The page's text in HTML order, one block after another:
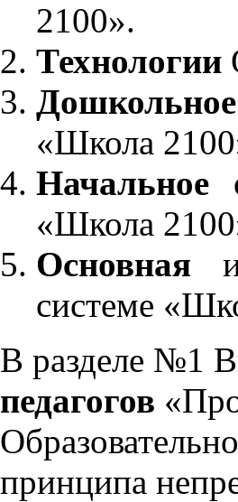
2100».
Технологии
Дошкольное
«Школа
Начальное
«Школа
Основная
системе
В разделе №1
педагогов
принципа